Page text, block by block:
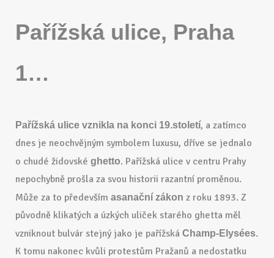
Pařížská ulice, Praha
1…
Pařížská ulice vznikla na konci 19.století, a zatímco
dnes je neochvějným symbolem luxusu, dříve se jednalo
o chudé židovské ghetto. Pařížská ulice v centru Prahy
nepochybně prošla za svou historii razantní proměnou.
Může za to především asanační zákon z roku 1893. Z
původně klikatých a úzkých uliček starého ghetta měl
vzniknout bulvár stejný jako je pařížská Champ-Elysées.
K tomu nakonec kvůli protestům Pražanů a nedostatku